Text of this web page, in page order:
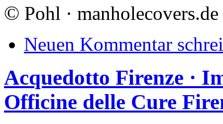
© Pohl · manholecovers.de
Neuen Kommentar
Acquedotto Firenze ·
Officine delle Cure